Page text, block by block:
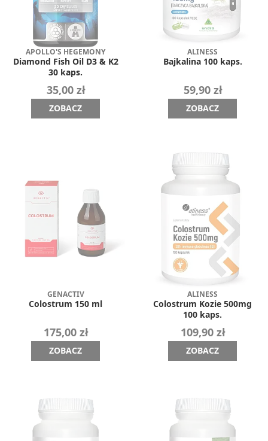
APOLLO'S HEGEMONY
Diamond Fish Oil D3 & K2
30 kaps.
35,00 zł
ZOBACZ
ALINESS
Bajkalina 100 kaps.
59,90 zł
ZOBACZ
GENACTIV
Colostrum 150 ml
175,00 zł
ZOBACZ
ALINESS
Colostrum Kozie 500mg
100 kaps.
109,90 zł
ZOBACZ